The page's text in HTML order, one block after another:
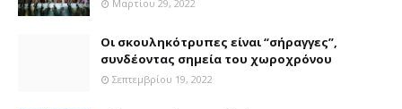
Μαρτίου 29, 2022
Οι σκουληκότρυπες είναι “σήραγγες”,
συνδέοντας σημεία του χωροχρόνου
Σεπτεμβρίου 19, 2022